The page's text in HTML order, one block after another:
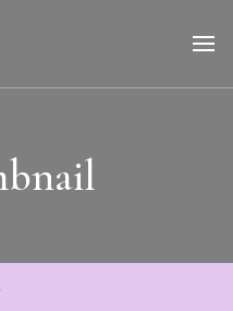
Berlins wissen sollten